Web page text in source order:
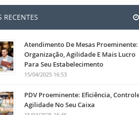
RECENTES
Atendimento De Mesas Proeminente:
Organização, Agilidade E Mais Lucro
Para Seu Estabelecimento
15/04/2025 16:53
PDV Proeminente: Eficiência,
Agilidade No Seu Caixa